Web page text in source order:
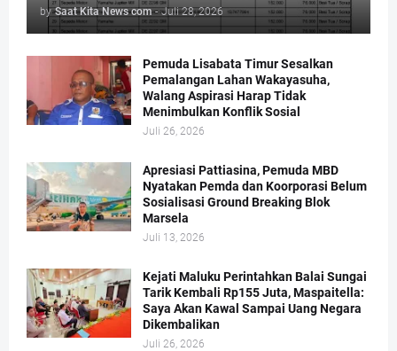
by Saat Kita News com - Juli 28, 2026
Pemuda Lisabata Timur Sesalkan
Pemalangan Lahan Wakayasuha,
Walang Aspirasi Harap Tidak
Menimbulkan Konflik Sosial
Juli 26, 2026
Apresiasi Pattiasina, Pemuda MBD
Nyatakan Pemda dan Koorporasi Belum
Sosialisasi Ground Breaking Blok
Marsela
Juli 13, 2026
Kejati Maluku Perintahkan Balai Sungai
Tarik Kembali Rp155 Juta, Maspaitella:
Saya Akan Kawal Sampai Uang Negara
Dikembalikan
Juli 26, 2026